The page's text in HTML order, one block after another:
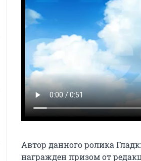
Автор данного ролика
награжден призом от